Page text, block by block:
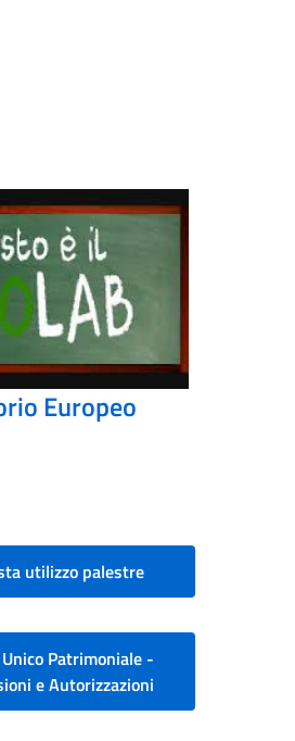
Europeo
utilizzo palestre
Patrimoniale -
e Autorizzazioni